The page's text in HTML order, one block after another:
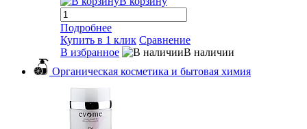
Подробнее
Купить в 1 клик Сравнение
В избранное
В наличии
Органическая косметика и бытовая химия